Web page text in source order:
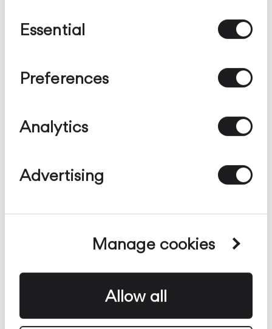
collected from your use of
Selection
Essential
Preferences
Analytics
Advertising
Manage cookies
Allow all